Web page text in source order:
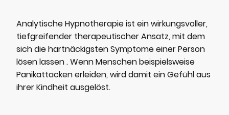
Analytische Hypnotherapie ist ein wirkungsvoller,
tiefgreifender therapeutischer Ansatz, mit dem
sich die hartnäckigsten Symptome einer Person
lösen lassen . Wenn Menschen beispielsweise
Panikattacken erleiden, wird damit ein Gefühl aus
ihrer Kindheit ausgelöst.